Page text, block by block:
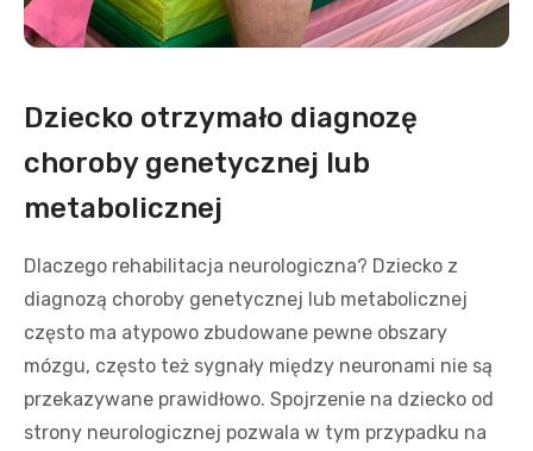
Dziecko otrzymało diagnozę
choroby genetycznej lub
metabolicznej
Dlaczego rehabilitacja neurologiczna? Dziecko z
diagnozą choroby genetycznej lub metabolicznej
często ma atypowo zbudowane pewne obszary
mózgu, często też sygnały między neuronami nie są
przekazywane prawidłowo. Spojrzenie na dziecko od
strony neurologicznej pozwala w tym przypadku na